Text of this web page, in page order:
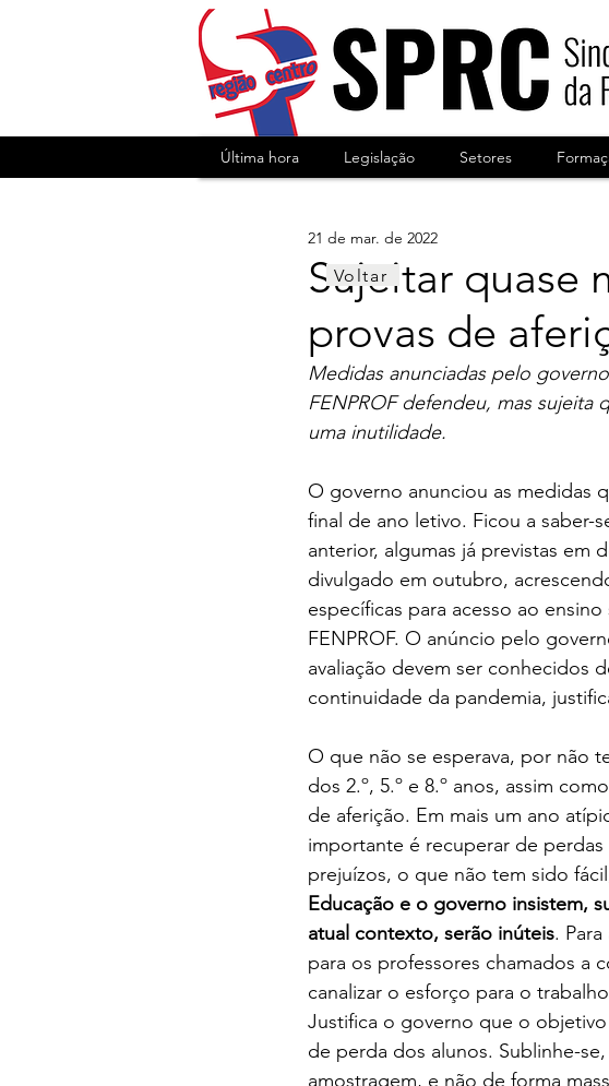
Última hora Legislação Setores
Sujeitar quase
provas de
21 de mar. de 2022
Medidas anunciadas pelo
FENPROF defendeu, mas sujeita
uma inutilidade.
O governo anunciou as medidas
final de ano letivo. Ficou a saber-
anterior, algumas já previstas em
divulgado em outubro,
específicas para acesso ao
FENPROF. O anúncio pelo
avaliação devem ser conhecidos
continuidade da pandemia,
O que não se esperava, por não
dos 2.º, 5.º e 8.º anos, assim
de aferição. Em mais um ano
importante é recuperar de
prejuízos, o que não tem sido
Educação e o governo insistem,
atual contexto, serão inúteis.
para os professores chamados a
canalizar o esforço para o
Justifica o governo que o
de perda dos alunos. Sublinhe-
amostragem, e não de forma
Voltar